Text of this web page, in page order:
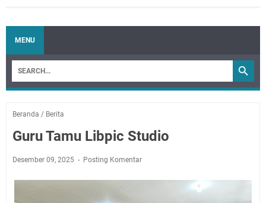
MENU
Beranda / Berita
Guru Tamu Libpic Studio
Desember 09, 2025 Posting Komentar